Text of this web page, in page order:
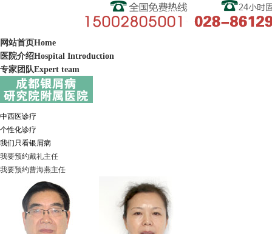
网站首页Home
医院介绍Hospital Introduction
专家团队Expert team
中西医诊疗
个性化诊疗
我们只看银屑病
我要预约戴礼主任
我要预约曹海燕主任